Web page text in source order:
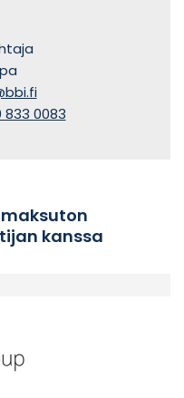
833 0083
kanssa